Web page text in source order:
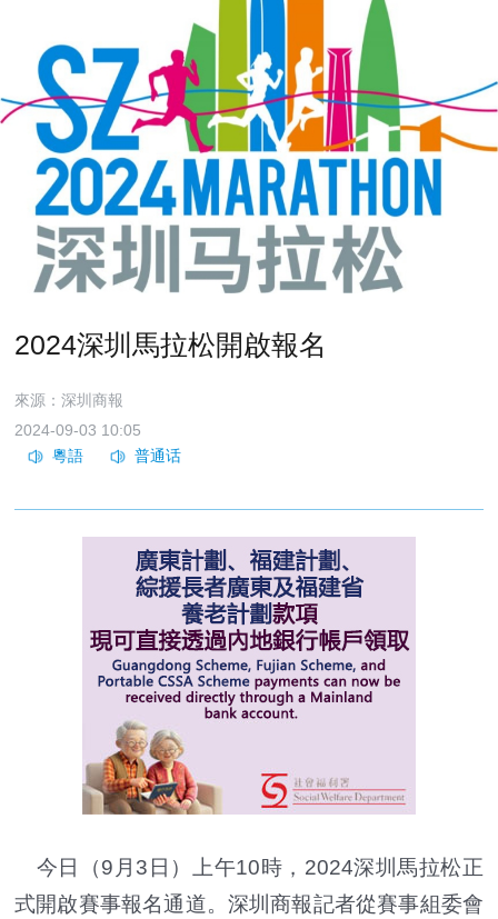
2024深圳馬拉松開啟報名
來源：深圳商報
2024-09-03 10:05
今日（9月3日）上午10時，2024深圳馬拉松正
式開啟賽事報名通道。深圳商報記者從賽事組委會